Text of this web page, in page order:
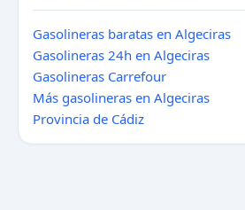
Gasolineras baratas en Algeciras
Gasolineras 24h en Algeciras
Gasolineras Carrefour
Más gasolineras en Algeciras
Provincia de Cádiz